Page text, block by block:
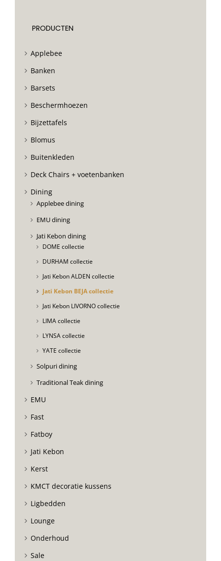
PRODUCTEN
Applebee
Banken
Barsets
Beschermhoezen
Bijzettafels
Blomus
Buitenkleden
Deck Chairs + voetenbanken
Dining
Applebee dining
EMU dining
Jati Kebon dining
DOME collectie
DURHAM collectie
Jati Kebon ALDEN collectie
Jati Kebon BEJA collectie
Jati Kebon LIVORNO collectie
LIMA collectie
LYNSA collectie
YATE collectie
Solpuri dining
Traditional Teak dining
EMU
Fast
Fatboy
Jati Kebon
Kerst
KMCT decoratie kussens
Ligbedden
Lounge
Onderhoud
Sale